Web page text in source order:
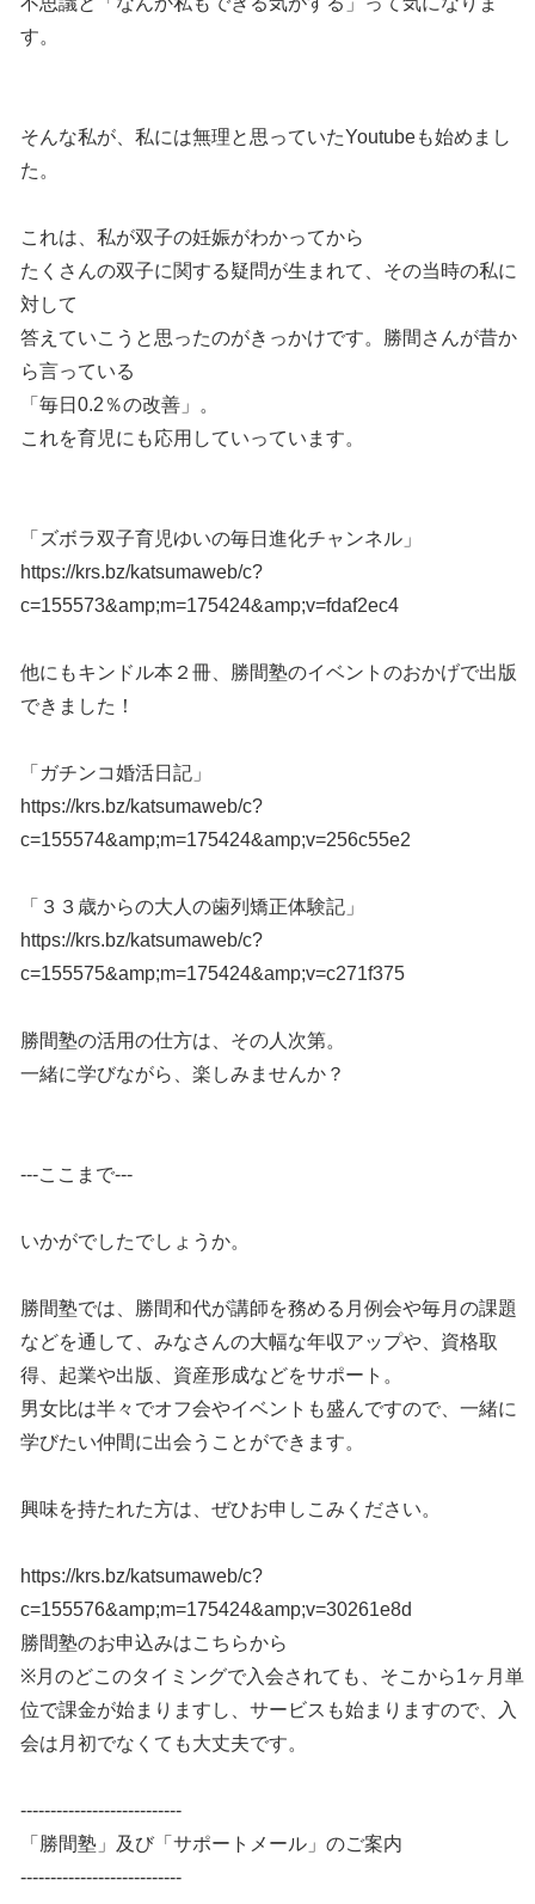
す。
そんな私が、私には無理と思っていたYoutubeも始めまし
た。
これは、私が双子の妊娠がわかってから
たくさんの双子に関する疑問が生まれて、その当時の私に
対して
答えていこうと思ったのがきっかけです。勝間さんが昔か
ら言っている
「毎日0.2％の改善」。
これを育児にも応用していっています。
「ズボラ双子育児ゆいの毎日進化チャンネル」
https://krs.bz/katsumaweb/c?
c=155573&amp;m=175424&amp;v=fdaf2ec4
他にもキンドル本２冊、勝間塾のイベントのおかげで出版
できました！
「ガチンコ婚活日記」
https://krs.bz/katsumaweb/c?
c=155574&amp;m=175424&amp;v=256c55e2
「３３歳からの大人の歯列矯正体験記」
https://krs.bz/katsumaweb/c?
c=155575&amp;m=175424&amp;v=c271f375
勝間塾の活用の仕方は、その人次第。
一緒に学びながら、楽しみませんか？
---ここまで---
いかがでしたでしょうか。
勝間塾では、勝間和代が講師を務める月例会や毎月の課題
などを通して、みなさんの大幅な年収アップや、資格取
得、起業や出版、資産形成などをサポート。
男女比は半々でオフ会やイベントも盛んですので、一緒に
学びたい仲間に出会うことができます。
興味を持たれた方は、ぜひお申しこみください。
https://krs.bz/katsumaweb/c?
c=155576&amp;m=175424&amp;v=30261e8d
勝間塾のお申込みはこちらから
※月のどこのタイミングで入会されても、そこから1ヶ月単
位で課金が始まりますし、サービスも始まりますので、入
会は月初でなくても大丈夫です。
---------------------------
「勝間塾」及び「サポートメール」のご案内
---------------------------